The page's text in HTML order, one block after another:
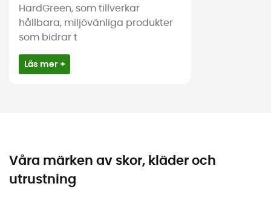
HardGreen, som tillverkar
hållbara, miljövänliga produkter
som bidrar t
Läs mer +
Våra märken av skor, kläder och
utrustning